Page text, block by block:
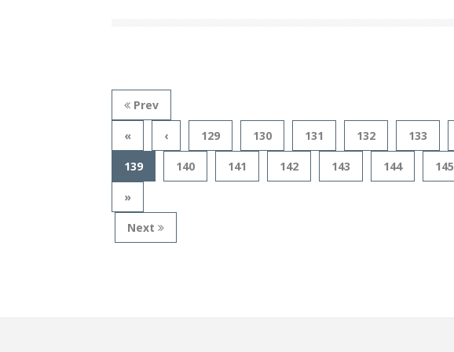
Prev
« ‹ 129 130 131 132 133
139 140 141 142 143 144 145
»
Next